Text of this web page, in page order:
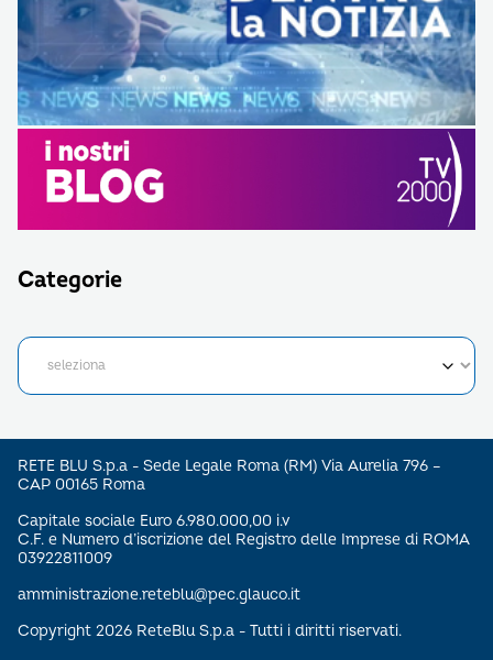
Categorie
RETE BLU S.p.a - Sede Legale Roma (RM) Via Aurelia 796 –
CAP 00165 Roma
Capitale sociale Euro 6.980.000,00 i.v
C.F. e Numero d’iscrizione del Registro delle Imprese di ROMA
03922811009
amministrazione.reteblu@pec.glauco.it
Copyright 2026 ReteBlu S.p.a - Tutti i diritti riservati.